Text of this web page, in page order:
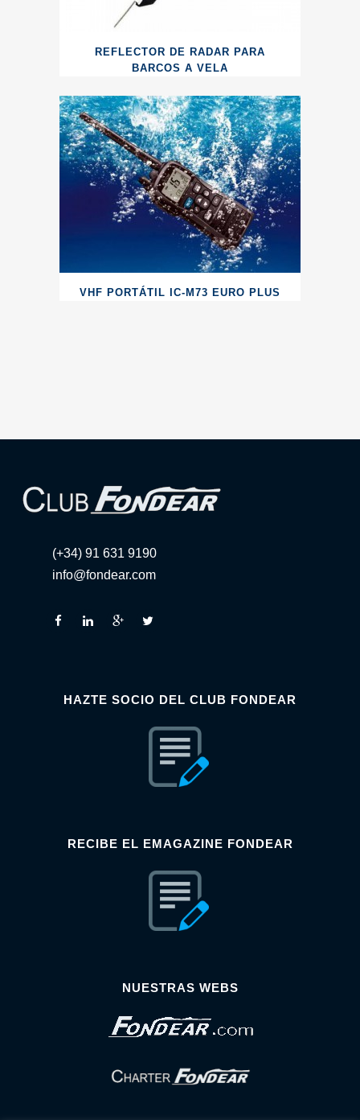
REFLECTOR DE RADAR PARA
BARCOS A VELA
VHF PORTÁTIL IC-M73 EURO PLUS
(+34) 91 631 9190
info@fondear.com
HAZTE SOCIO DEL CLUB FONDEAR
RECIBE EL EMAGAZINE FONDEAR
NUESTRAS WEBS